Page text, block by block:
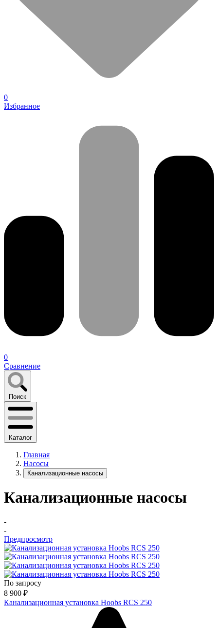
0
Избранное
0
Сравнение
Поиск
Каталог
Главная
Насосы
Канализационные насосы
Канализационные насосы
-
-
Предпросмотр
По запросу
8 900 ₽
Канализационная установка Hoobs RCS 250